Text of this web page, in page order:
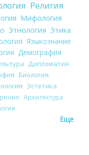
Религия
Мифология
Этнология Этика
Языкознание
Демография
Дипломатия
Биология
Эстетика
Архитектура
Еще